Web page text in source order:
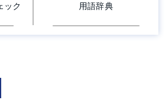
ック 用語辞典